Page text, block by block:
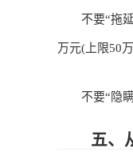
不要“拖延”
万元(上限50
不要“隐瞒”
五、从“